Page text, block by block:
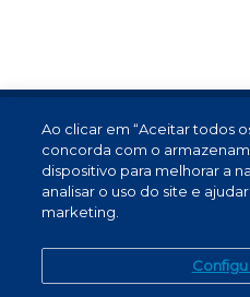
Termos de Uso e Proteção de Dados
Atendimento
Canal de Denúncias
Ao clicar em “Aceitar todos
concorda com o
dispositivo para melhorar a
analisar o uso do site e
marketing.